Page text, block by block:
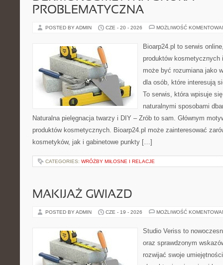
PROBLEMATYCZNA
POSTED BY ADMIN CZE - 20 - 2026 MOŻLIWOŚĆ
Bioarp24.pl to serwis
produktów kosmetycznych
może być rozumiana jako
dla osób, które interesują
To serwis, która wpisuje
naturalnymi sposobami
Naturalna pielęgnacja twarzy i DIY – Zrób to sam. Głównym
produktów kosmetycznych. Bioarp24.pl może zainteresować
kosmetyków, jak i gabinetowe punkty […]
CATEGORIES: WRÓŻBY MIŁOSNE I RELACJE
MAKIJAŻ GWIAZD
POSTED BY ADMIN CZE - 19 - 2026 MOŻLIWOŚĆ
Studio Veriss to
oraz sprawdzonym
rozwijać swoje